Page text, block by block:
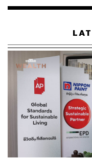
เรือนไทยที่ถูกซุกไว้